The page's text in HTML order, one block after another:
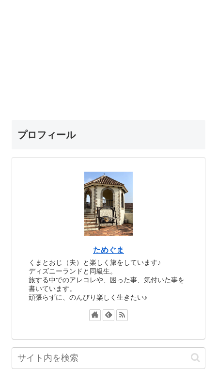
プロフィール
ためぐま
くまとおじ（夫）と楽しく旅をしています♪
ディズニーランドと同級生。
旅する中でのアレコレや、困った事、気付いた事を
書いています。
頑張らずに、のんびり楽しく生きたい♪